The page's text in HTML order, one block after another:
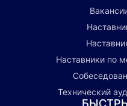
Наставники по
Технический